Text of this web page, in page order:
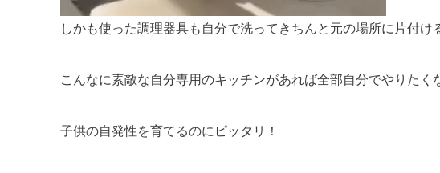
しかも使った調理器具も自分で洗ってきちんと元の場所に片付け
こんなに素敵な自分専用のキッチンがあれば全部自分でやりたく
子供の自発性を育てるのにピッタリ！